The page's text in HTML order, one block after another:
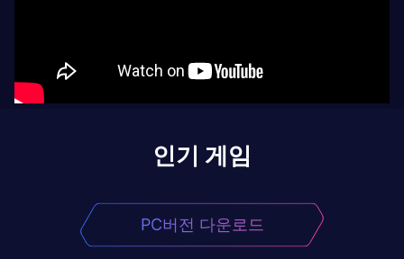
인기 게임
PC버전 다운로드